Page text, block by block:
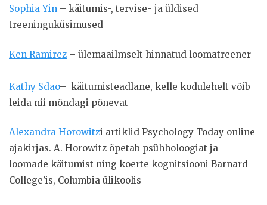
Sophia Yin – käitumis-, tervise- ja üldised
treeninguküsimused
Ken Ramirez – ülemaailmselt hinnatud loomatreener
Kathy Sdao– käitumisteadlane, kelle kodulehelt võib
leida nii mõndagi põnevat
Alexandra Horowitzi artiklid Psychology Today online
ajakirjas. A. Horowitz õpetab psühholoogiat ja
loomade käitumist ning koerte kognitsiooni Barnard
College’is, Columbia ülikoolis